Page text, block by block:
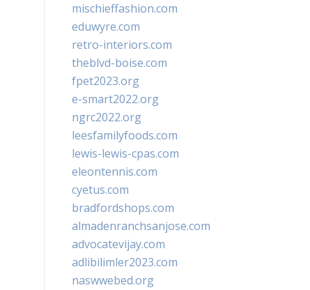
mischieffashion.com
eduwyre.com
retro-interiors.com
theblvd-boise.com
fpet2023.org
e-smart2022.org
ngrc2022.org
leesfamilyfoods.com
lewis-lewis-cpas.com
eleontennis.com
cyetus.com
bradfordshops.com
almadenranchsanjose.com
advocatevijay.com
adlibilimler2023.com
naswwebed.org